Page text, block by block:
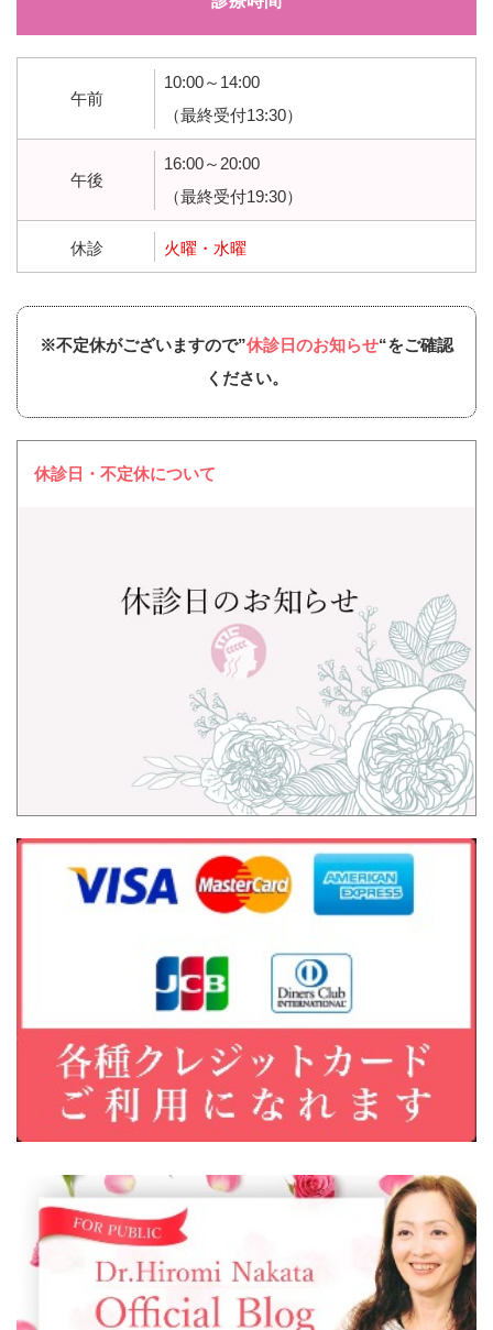
午前
10:00～14:00
（最終受付13:30）
午後
16:00～20:00
（最終受付19:30）
休診 火曜・水曜
※不定休がございますので”休診日のお知らせ“をご確認
ください。
休診日・不定休について